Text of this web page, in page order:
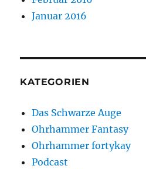
Januar 2016
KATEGORIEN
Das Schwarze Auge
Ohrhammer Fantasy
Ohrhammer fortykay
Podcast